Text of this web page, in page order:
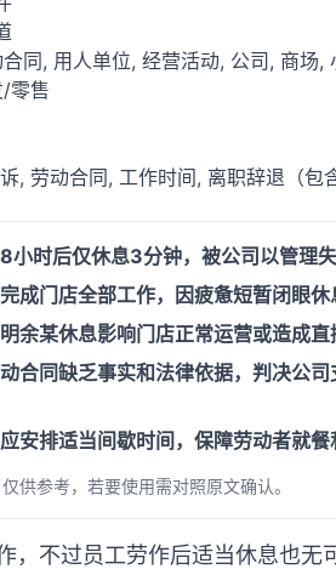
同, 用人单位, 经营活动, 公司, 商场,
零售
, 劳动合同, 工作时间, 离职辞退（包
小时后仅休息3分钟，被公司以管理
成门店全部工作，因疲惫短暂闭眼
余某休息影响门店正常运营或造成直
合同缺乏事实和法律依据，判决公
安排适当间歇时间，保障劳动者就餐
供参考，若要使用需对照原文确认。
，不过员工劳作后适当休息也